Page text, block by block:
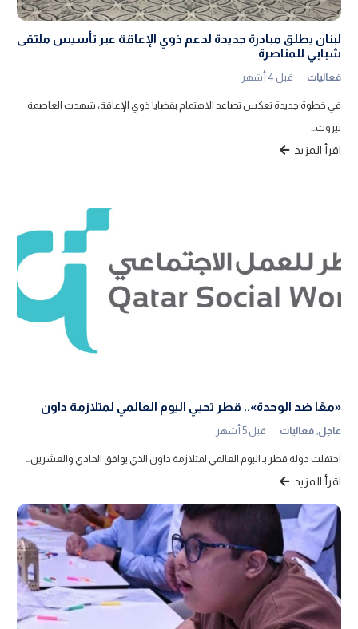
لبنان يطلق مبادرة جديدة لدعم ذوي الإعاقة عبر تأسيس ملتقى
شبابي للمناصرة
فعاليات قبل 4 أشهر
في خطوة جديدة تعكس تصاعد الاهتمام بقضايا ذوي الإعاقة، شهدت العاصمة
بيروت…
اقرأ المزيد
«معًا ضد الوحدة».. قطر تحيي اليوم العالمي لمتلازمة داون
عاجل, فعاليات قبل 5 أشهر
احتفلت دولة قطر بـ اليوم العالمي لمتلازمة داون الذي يوافق الحادي والعشرين…
اقرأ المزيد